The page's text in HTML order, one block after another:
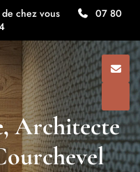
chez vous
07 80
Architecte